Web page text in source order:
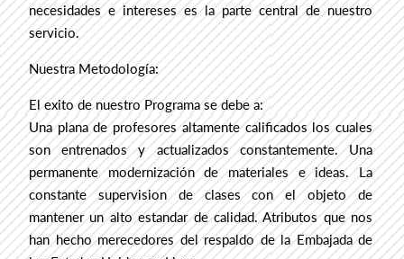
necesidades e intereses es la parte central de nuestro
servicio.
Nuestra Metodología:
El exito de nuestro Programa se debe a:
Una plana de profesores altamente calificados los cuales
son entrenados y actualizados constantemente. Una
permanente modernización de materiales e ideas. La
constante supervision de clases con el objeto de
mantener un alto estandar de calidad. Atributos que nos
han hecho merecedores del respaldo de la Embajada de